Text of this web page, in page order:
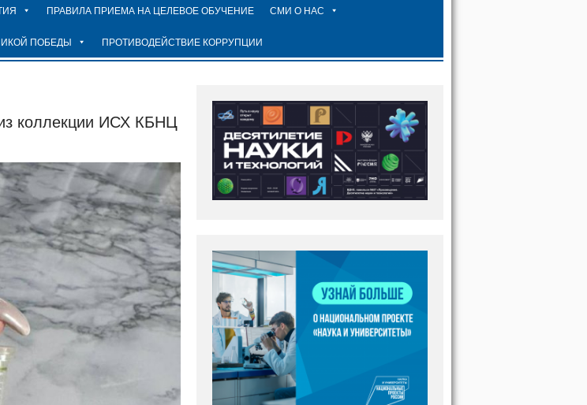
ПРАВИЛА ПРИЕМА НА ЦЕЛЕВОЕ ОБУЧЕНИЕ СМИ О НАС
ПОБЕДЫ ПРОТИВОДЕЙСТВИЕ КОРРУПЦИИ
коллекции ИСХ КБНЦ